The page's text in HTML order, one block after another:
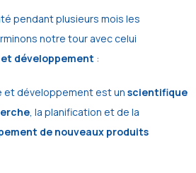
pendant plusieurs mois les
notre tour avec celui
développement :
et développement est unscientifique
, la planification et de la
de nouveaux produits